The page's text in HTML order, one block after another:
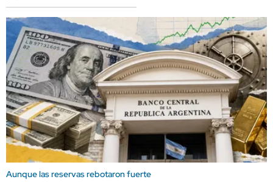
Aunque las reservas rebotaron fuerte